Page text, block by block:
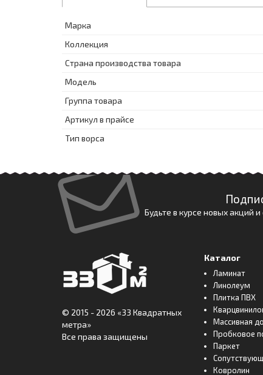
Марка
Коллекция
Страна производства товара
Модель
Группа товара
Артикул в прайсе
Тип ворса
Будьте в курсе новых акций
© 2015 - 2026 «33 Квадратных
метра»
Все права защищены
Каталог
Ламинат
Линолеум
Плитка ПВХ
Массивная
Пробковое
Паркет
Ковролин